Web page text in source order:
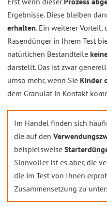
Ergebnisse. Diese bleiben
erhalten. Ein weiterer Vorteil,
Rasendünger in Ihrem Test
natürlichen Bestandteile
darstellt. Das ist zwar
umso mehr, wenn Sie Kinder
dem Granulat in Kontakt
Im Handel finden sich
die auf den
beispielsweise
Sinnvoller ist es aber, die
die im Test von Ihnen
Zusammensetzung zu